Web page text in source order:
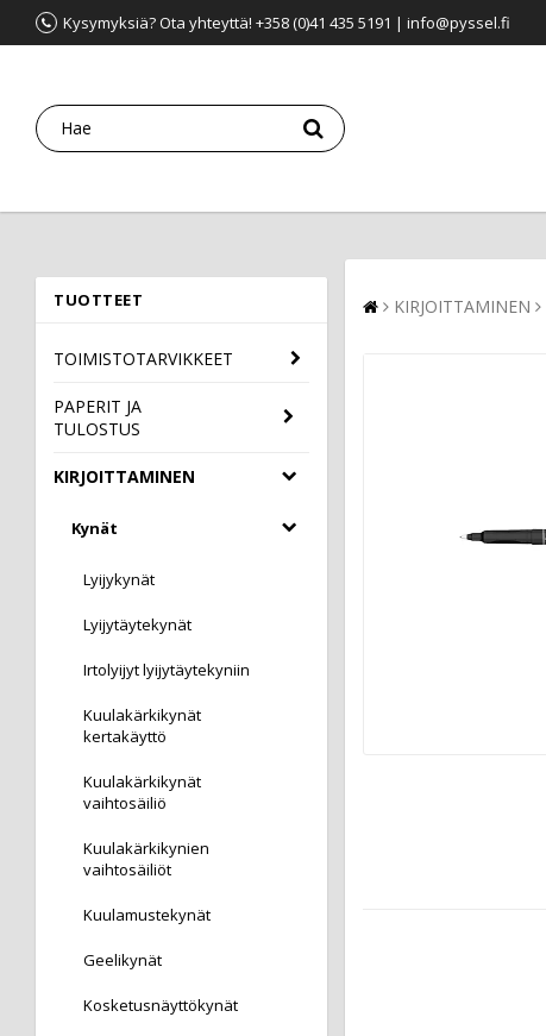
Kysymyksiä? Ota yhteyttä! +358 (0)41 435 5191 | info@pyssel.fi
TUOTTEET
TOIMISTOTARVIKKEET
PAPERIT JA
TULOSTUS
KIRJOITTAMINEN
Kynät
Lyijykynät
Lyijytäytekynät
Irtolyijyt lyijytäytekyniin
Kuulakärkikynät
kertakäyttö
Kuulakärkikynät
vaihtosäiliö
Kuulakärkikynien
vaihtosäiliöt
Kuulamustekynät
Geelikynät
Kosketusnäyttökynät
KIRJOITTAMINEN